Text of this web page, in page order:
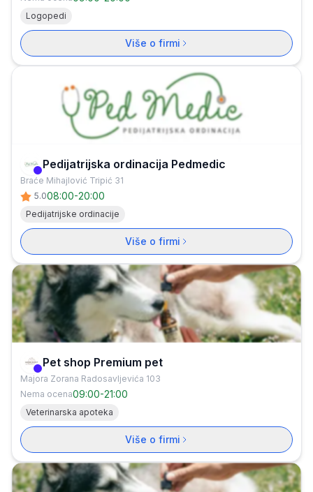
Logopedi
Više o firmi
Verifikovana firma
Pedijatrijska ordinacija Pedmedic
Braće Mihajlović Tripić 31
5.008:00-20:00
Pedijatrijske ordinacije
Više o firmi
Verifikovana firma
Pet shop Premium pet
Majora Zorana Radosavljevića 103
Nema ocena09:00-21:00
Veterinarska apoteka
Više o firmi